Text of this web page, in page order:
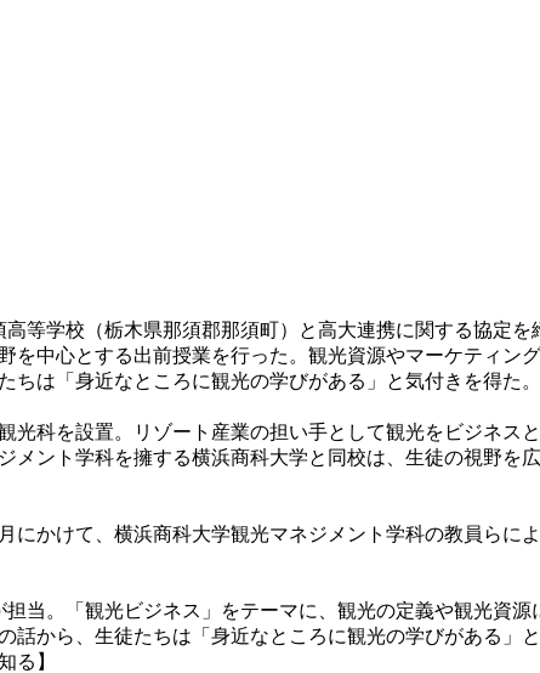
等学校（栃木県那須郡那須町）と高大連携に関する協定
を中心とする出前授業を行った。観光資源やマーケティン
ちは「身近なところに観光の学びがある」と気付きを得
科を設置。リゾート産業の担い手として観光をビジネスと
ント学科を擁する横浜商科大学と同校は、生徒の視野を
にかけて、横浜商科大学観光マネジメント学科の教員らに
当。「観光ビジネス」をテーマに、観光の定義や観光資
から、生徒たちは「身近なところに観光の学びがある」
る】